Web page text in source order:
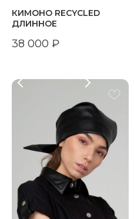
КИМОНО RECYCLED
ДЛИННОЕ
38 000 ₽